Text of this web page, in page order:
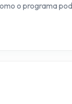
o programa